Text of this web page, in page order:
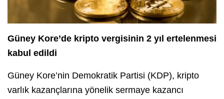
Güney Kore’de kripto vergisinin 2 yıl ertelenmesi
kabul edildi
Güney Kore’nin Demokratik Partisi (KDP), kripto
varlık kazançlarına yönelik sermaye kazancı